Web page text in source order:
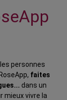
personnes
faites
dans un
mieux vivre la